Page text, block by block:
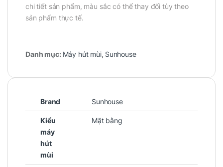
chi tiết sản phẩm, màu sắc có thể thay đổi tùy theo
sản phẩm thực tế.
Danh mục: Máy hút mùi, Sunhouse
Brand Sunhouse
Kiểu
máy
hút
mùi
Mặt bằng